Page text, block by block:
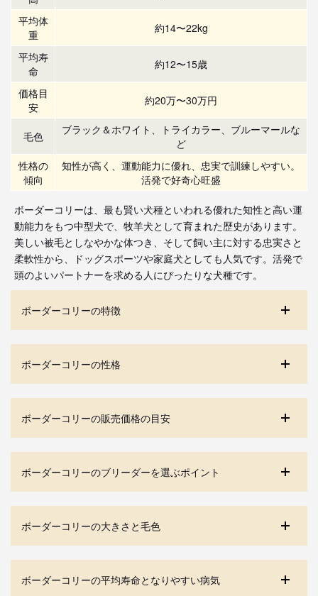
平均体
重
約14〜22kg
平均寿
命
約12〜15歳
価格目
安
約20万〜30万円
毛色
ブラック＆ホワイト、トライカラー、ブルーマールな
ど
性格の
傾向
知性が高く、運動能力に優れ、忠実で訓練しやすい。
活発で好奇心旺盛
ボーダーコリーは、最も賢い犬種といわれる優れた知性と高い運
動能力をもつ中型犬で、牧羊犬として育まれた歴史があります。
美しい被毛としなやかな体つき、そして飼い主に対する忠実さと
柔軟性から、ドッグスポーツや家庭犬としても人気です。活発で
頭のよいパートナーを求める人にぴったりな犬種です。
ボーダーコリーの特徴
ボーダーコリーの性格
ボーダーコリーの販売価格の目安
ボーダーコリーのブリーダーを選ぶポイント
ボーダーコリーの大きさと毛色
ボーダーコリーの平均寿命となりやすい病気